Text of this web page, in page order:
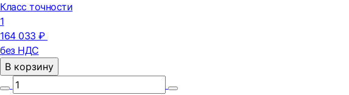
Класс точности
1
164 033 ₽
без НДС
В корзину